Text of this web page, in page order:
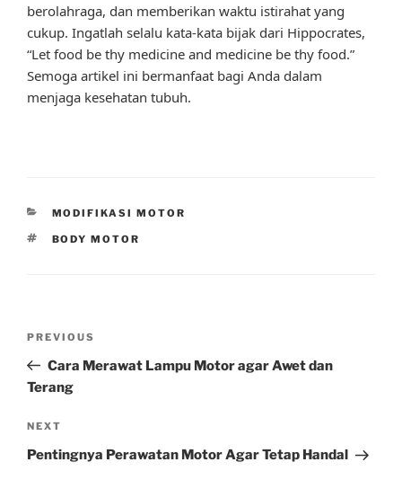
berolahraga, dan memberikan waktu istirahat yang
cukup. Ingatlah selalu kata-kata bijak dari Hippocrates,
“Let food be thy medicine and medicine be thy food.”
Semoga artikel ini bermanfaat bagi Anda dalam
menjaga kesehatan tubuh.
CATEGORIES
MODIFIKASI MOTOR
TAGS
BODY MOTOR
Previous
Post
PREVIOUS
Cara Merawat Lampu Motor agar Awet dan
Terang
Next
Post
NEXT
Pentingnya Perawatan Motor Agar Tetap Handal